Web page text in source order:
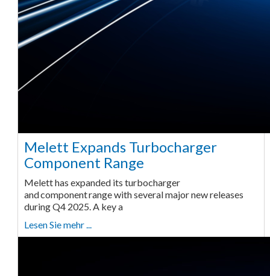
Melett Expands Turbocharger
Component Range
Melett has expanded its turbocharger
and component range with several major new releases
during Q4 2025. A key a
Lesen Sie mehr ...